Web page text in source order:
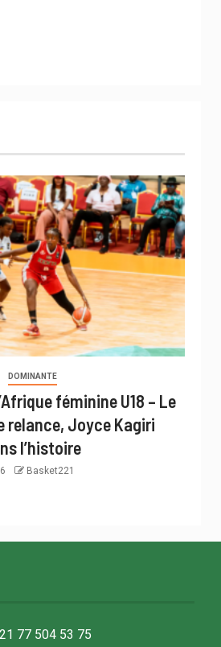
DOMINANTE
féminine U18 – Le
relance, Joyce Kagiri
l’histoire
Basket221
77 504 53 75